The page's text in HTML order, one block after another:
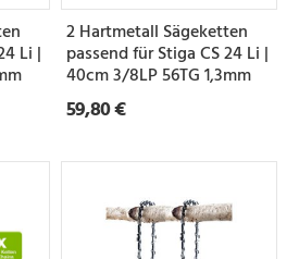
Li |
2 Hartmetall Sägeketten
passend für Stiga CS 24 Li |
40cm 3/8LP 56TG 1,3mm
59,80 €